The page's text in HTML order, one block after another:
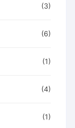
(3)
(6)
(1)
(4)
(1)